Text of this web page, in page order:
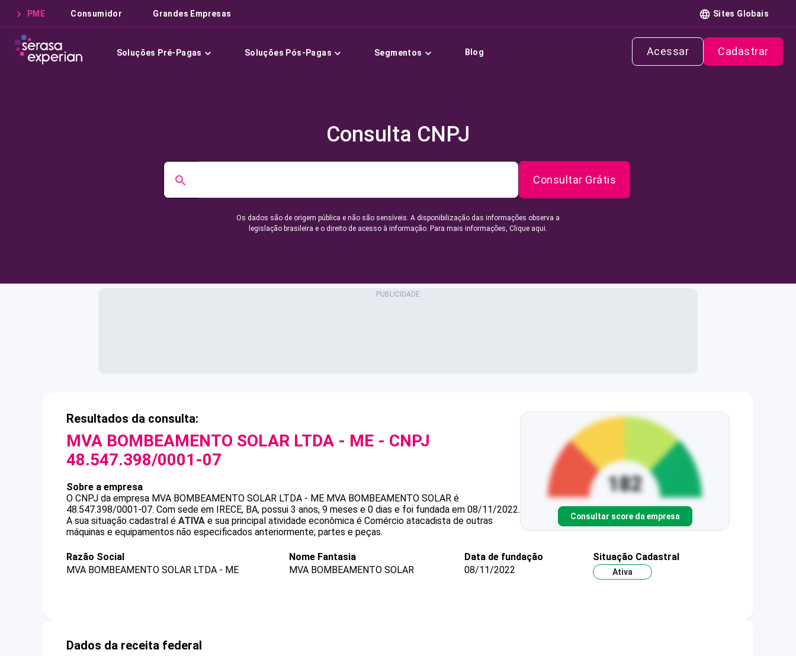
PME Consumidor Grandes Empresas Sites Globais
Soluções Pré-Pagas Soluções Pós-Pagas Segmentos Blog Acessar Cadastrar
Consulta CNPJ
Consultar Grátis
Os dados são de origem pública e não são sensíveis. A disponibilização das informações observa a
legislação brasileira e o direito de acesso à informação. Para mais informações, Clique aqui.
Resultados da consulta:
MVA BOMBEAMENTO SOLAR LTDA - ME - CNPJ
48.547.398/0001-07
Sobre a empresa
O CNPJ da empresa MVA BOMBEAMENTO SOLAR LTDA - ME MVA BOMBEAMENTO SOLAR é
48.547.398/0001-07. Com sede em IRECE, BA, possui 3 anos, 9 meses e 0 dias e foi fundada em 08/11/2022.
A sua situação cadastral é ATIVA e sua principal atividade econômica é Comércio atacadista de outras
máquinas e equipamentos não especificados anteriormente; partes e peças.
Consultar score da empresa
Razão Social
MVA BOMBEAMENTO SOLAR LTDA - ME
Nome Fantasia
MVA BOMBEAMENTO SOLAR
Data de fundação
08/11/2022
Situação Cadastral
Ativa
Dados da receita federal